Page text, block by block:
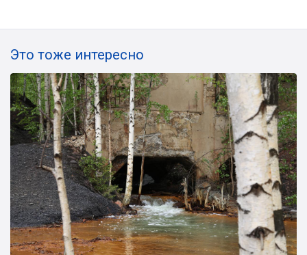
Это тоже интересно